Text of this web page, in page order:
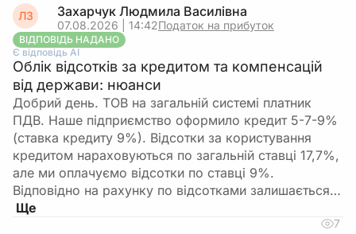
ЛЗ Захарчук Людмила Василівна
07.08.2026 | 14:42Податок на прибуток
ВІДПОВІДЬ НАДАНО
Є відповідь АІ
Облік відсотків за кредитом та компенсацій
від держави: нюанси
Добрий день. ТОВ на загальній системі платник
ПДВ. Наше підприємство оформило кредит 5-7-9%
(ставка кредиту 9%). Відсотки за користування
кредитом нараховуються по загальній ставці 17,7%,
але ми оплачуємо відсотки по ставці 9%.
Відповідно на рахунку по відсотками залишається…
7